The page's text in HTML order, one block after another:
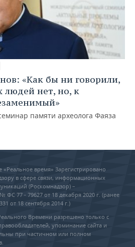
«Как бы ни говорили,
людей нет, но, к
памяти археолога Фаяза
«Реальное время» Зарегистрировано
в сфере связи, информационных
(Роскомнадзор) –
77 - 79627 от 18 декабря 2020 г. (ранее
от 18 сентября 2014 г.)
Времени разрешено только с
упоминание сайта и
при частичном или полном